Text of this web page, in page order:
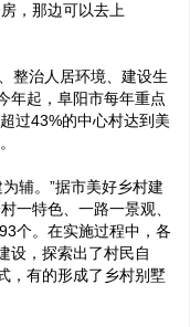
，那边可以去上
整治人居环境、建设生
年起，阜阳市每年重点
过43%的中心村达到美
辅。”据市美好乡村建
一特色、一路一景观、
个。在实施过程中，各
设，探索出了村民自
，有的形成了乡村别墅